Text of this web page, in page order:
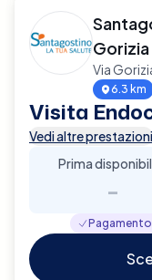
Gorizia
Via
6.3 km
Visita
Vedi altre prestazioni
Prima
-